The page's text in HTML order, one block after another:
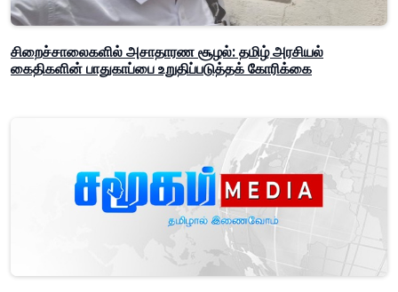
சிறைச்சாலைகளில் அசாதாரண சூழல்: தமிழ் அரசியல்
கைதிகளின் பாதுகாப்பை உறுதிப்படுத்தக் கோரிக்கை